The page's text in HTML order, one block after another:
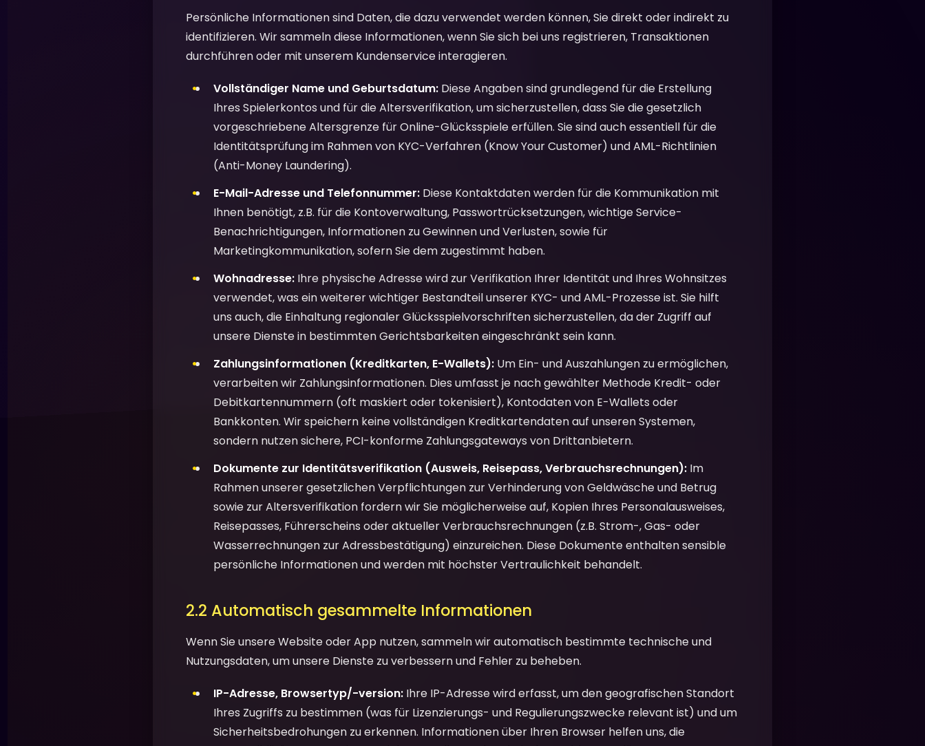
Persönliche Informationen sind Daten, die dazu verwendet werden können, Sie direkt oder indirekt zu
identifizieren. Wir sammeln diese Informationen, wenn Sie sich bei uns registrieren, Transaktionen
durchführen oder mit unserem Kundenservice interagieren.
Vollständiger Name und Geburtsdatum: Diese Angaben sind grundlegend für die Erstellung
Ihres Spielerkontos und für die Altersverifikation, um sicherzustellen, dass Sie die gesetzlich
vorgeschriebene Altersgrenze für Online-Glücksspiele erfüllen. Sie sind auch essentiell für die
Identitätsprüfung im Rahmen von KYC-Verfahren (Know Your Customer) und AML-Richtlinien
(Anti-Money Laundering).
E-Mail-Adresse und Telefonnummer: Diese Kontaktdaten werden für die Kommunikation mit
Ihnen benötigt, z.B. für die Kontoverwaltung, Passwortrücksetzungen, wichtige Service-
Benachrichtigungen, Informationen zu Gewinnen und Verlusten, sowie für
Marketingkommunikation, sofern Sie dem zugestimmt haben.
Wohnadresse: Ihre physische Adresse wird zur Verifikation Ihrer Identität und Ihres Wohnsitzes
verwendet, was ein weiterer wichtiger Bestandteil unserer KYC- und AML-Prozesse ist. Sie hilft
uns auch, die Einhaltung regionaler Glücksspielvorschriften sicherzustellen, da der Zugriff auf
unsere Dienste in bestimmten Gerichtsbarkeiten eingeschränkt sein kann.
Zahlungsinformationen (Kreditkarten, E-Wallets): Um Ein- und Auszahlungen zu ermöglichen,
verarbeiten wir Zahlungsinformationen. Dies umfasst je nach gewählter Methode Kredit- oder
Debitkartennummern (oft maskiert oder tokenisiert), Kontodaten von E-Wallets oder
Bankkonten. Wir speichern keine vollständigen Kreditkartendaten auf unseren Systemen,
sondern nutzen sichere, PCI-konforme Zahlungsgateways von Drittanbietern.
Dokumente zur Identitätsverifikation (Ausweis, Reisepass, Verbrauchsrechnungen): Im
Rahmen unserer gesetzlichen Verpflichtungen zur Verhinderung von Geldwäsche und Betrug
sowie zur Altersverifikation fordern wir Sie möglicherweise auf, Kopien Ihres Personalausweises,
Reisepasses, Führerscheins oder aktueller Verbrauchsrechnungen (z.B. Strom-, Gas- oder
Wasserrechnungen zur Adressbestätigung) einzureichen. Diese Dokumente enthalten sensible
persönliche Informationen und werden mit höchster Vertraulichkeit behandelt.
2.2 Automatisch gesammelte Informationen
Wenn Sie unsere Website oder App nutzen, sammeln wir automatisch bestimmte technische und
Nutzungsdaten, um unsere Dienste zu verbessern und Fehler zu beheben.
IP-Adresse, Browsertyp/-version: Ihre IP-Adresse wird erfasst, um den geografischen Standort
Ihres Zugriffs zu bestimmen (was für Lizenzierungs- und Regulierungszwecke relevant ist) und um
Sicherheitsbedrohungen zu erkennen. Informationen über Ihren Browser helfen uns, die